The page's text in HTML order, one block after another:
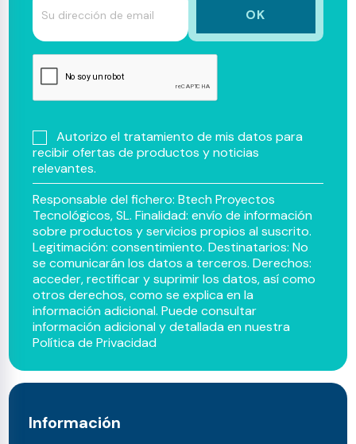
Autorizo el tratamiento de mis datos para
recibir ofertas de productos y noticias
relevantes.
Responsable del fichero: Btech Proyectos
Tecnológicos, SL. Finalidad: envío de información
sobre productos y servicios propios al suscrito.
Legitimación: consentimiento. Destinatarios: No
se comunicarán los datos a terceros. Derechos:
acceder, rectificar y suprimir los datos, así como
otros derechos, como se explica en la
información adicional. Puede consultar
información adicional y detallada en nuestra
Política de Privacidad
Información